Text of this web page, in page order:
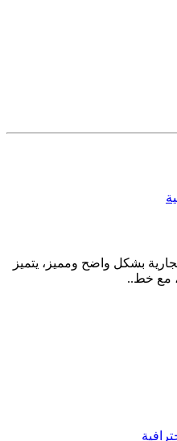
بشكل واضح ومميز، يتميز
مع خط..